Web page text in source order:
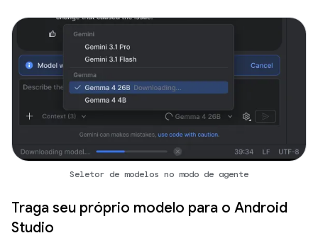
Seletor de modelos no modo de agente
Traga seu próprio modelo para o Android
Studio